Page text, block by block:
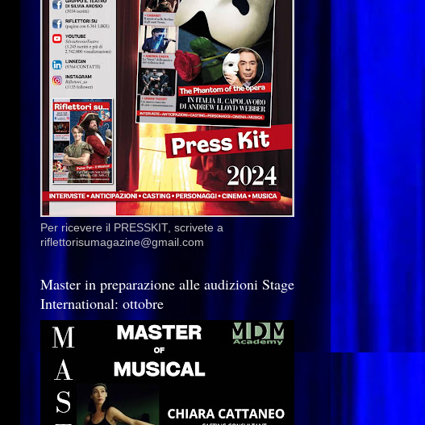
Per ricevere il PRESSKIT, scrivete a
riflettorisumagazine@gmail.com
Master in preparazione alle audizioni Stage
International: ottobre